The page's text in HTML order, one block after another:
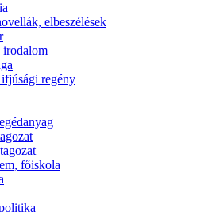
elbeszélések
irodalom
regény
főiskola